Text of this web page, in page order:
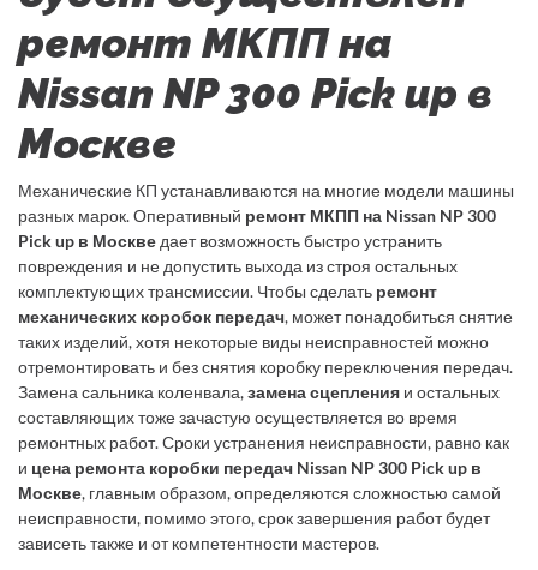
ремонт МКПП на
Nissan NP 300 Pick up в
Москве
Механические КП устанавливаются на многие модели машины
разных марок. Оперативный ремонт МКПП на Nissan NP 300
Pick up в Москве дает возможность быстро устранить
повреждения и не допустить выхода из строя остальных
комплектующих трансмиссии. Чтобы сделать ремонт
механических коробок передач, может понадобиться снятие
таких изделий, хотя некоторые виды неисправностей можно
отремонтировать и без снятия коробку переключения передач.
Замена сальника коленвала,замена сцепления и остальных
составляющих тоже зачастую осуществляется во время
ремонтных работ. Сроки устранения неисправности, равно как
и цена ремонта коробки передач Nissan NP 300 Pick up в
Москве, главным образом, определяются сложностью самой
неисправности, помимо этого, срок завершения работ будет
зависеть также и от компетентности мастеров.